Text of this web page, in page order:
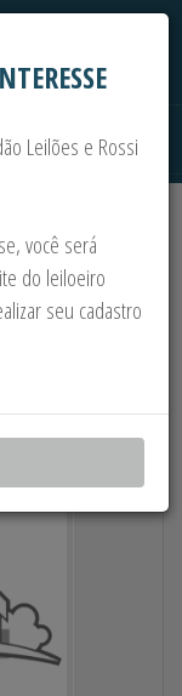
Sucata
SP: IMÓVEL
DE 253,00
Leilões e Rossi
você será
do leiloeiro
seu cadastro